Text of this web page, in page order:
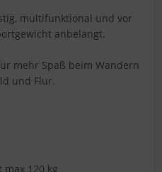
multifunktional und vor
anbelangt.
mehr Spaß beim Wandern
und Flur.
120 kg